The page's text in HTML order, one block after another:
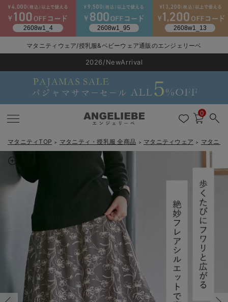
戻る
マタニティウェア全て
マタニティ ワンピース
マタニティ パンツ
マタニティ スカート
マタニティ トップス
マタニティ アウター（コート）・ママコート
戻る
マタニティ 下着・インナー全て
マタニティ ショーツ
妊婦帯・腹帯・産前ガードル
マタニティ 授乳 キャミソール
産褥ショーツ
戻る
授乳服全て
授乳ワンピース
授乳トップス
戻る
マタニティ フォーマル全て
マタニティ スーツ
マタニティ オフィス 通勤服
マタニティ ドレス（結婚式・お呼ばれ）
マタニティ フォーマル パンツ・ボトムス
戻る
授乳用品全て
妊婦用 抱き枕・授乳クッション
授乳 ケープ
戻る
マタニティレッグウェア全て
マタニティストッキング・タイツ
マタニティレギンス
戻る
マタニティ ボディケア全て
妊娠線クリーム
戻る
アウトレット全て
【アウトレット】ワンピース
【アウトレット】トップス・授乳トップス
【アウトレット】ボトムス
【アウトレット】パジャマ
【アウトレット】インナー
戻る
抗菌防臭加工
透け防止
見えてもカワイイ
コットン素材
冷房対策
戻る
再入荷全て
再入荷｜インナー
再入荷｜アウター
送料無料アイテム全て
ワンピース
トップス
パンツ
スカート
パジャマ
ブラキャミ おまとめ
【37周年祭セール】
【37周年祭セール】
【37周年祭セール】
気温差別オススメア
【15℃】3月下旬～
【〜10℃】3月中旬
動きやすく着回しで
涼しくて可愛い「ワ
強撚スムース(コス
マタニティウェア
【おまとめ割】パジ
こだわりの履き心地
カジュアル
デニム
レギンス
オフィス
ジャケット派
きれいめトップス派
きれいめスカート派
きれいめ美脚パンツ派
ツィード派
出産準備応援割全て
マタニティパジャマ
マタニティインナー
ベビー
【オフィスカジュア
【オフィスカジュア
レギンスタイプ
パンツタイプ
【フォーマル】ワン
【フォーマル】ボト
【フォーマル】トッ
【ベビー】長袖
【ベビー】半袖
【ベビー】グッズ
ハンカチ
2WAYオール
コンビ肌着
短肌着
セット
快適ウェア10%OFF
快適ウェア10%OFF
春のマタニティワン
セットアップ・ レイ
Aライン ・フレアワ
Iライン ・タイトシ
ジャンパースカート/
ワーク・オフィス
Gift Selection 出産
〜3,000円（税込）
〜5,000円（税込）
〜10,000円（税込）
10,001円（税込）〜
女の子におススメの
冬の冷え対策インナ
薄くてあったか
綿混素材
腹巻・ひざ上パンツ
保温&リカバリー
レギンス・タイツ
入院準備の持ち物チ
入院してすぐ使うグ
赤ちゃんへ使うもの
産後に使うグッズ
冬のあったか特集全て
【冬のあったか特集
【冬のあったか特集
【冬のあったか特集
【冬のあったか特集
マタニティウェア/授乳服&ベビーウェア通販のエンジェリーベ
2026/NewArrival
送料495円(一部地域を除く) 7,700円以上で送料無料
LINE お友達登録で500円OFF click
0
マタニティTOP ＞ マタニティ・授乳服 全商品 ＞ マタニティウェア ＞ マタニテ